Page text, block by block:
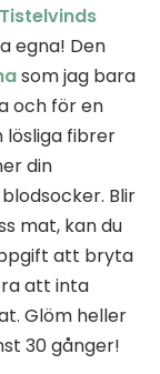
Tistelvinds
egna! Den
som jag bara
och för en
fibrer
din
Blir
mat, kan du
att bryta
att inta
Glöm heller
30 gånger!